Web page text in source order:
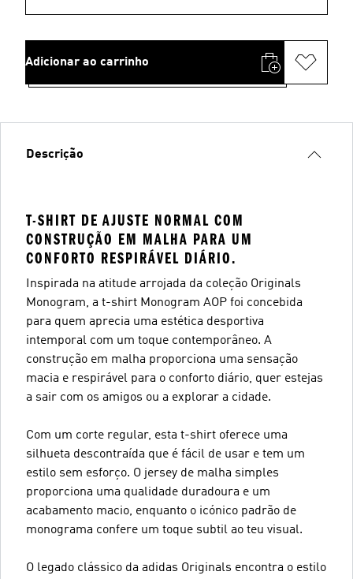
Adicionar ao carrinho
Descrição
T-SHIRT DE AJUSTE NORMAL COM
CONSTRUÇÃO EM MALHA PARA UM
CONFORTO RESPIRÁVEL DIÁRIO.
Inspirada na atitude arrojada da coleção Originals
Monogram, a t-shirt Monogram AOP foi concebida
para quem aprecia uma estética desportiva
intemporal com um toque contemporâneo. A
construção em malha proporciona uma sensação
macia e respirável para o conforto diário, quer estejas
a sair com os amigos ou a explorar a cidade.
Com um corte regular, esta t-shirt oferece uma
silhueta descontraída que é fácil de usar e tem um
estilo sem esforço. O jersey de malha simples
proporciona uma qualidade duradoura e um
acabamento macio, enquanto o icónico padrão de
monograma confere um toque subtil ao teu visual.
O legado clássico da adidas Originals encontra o estilo